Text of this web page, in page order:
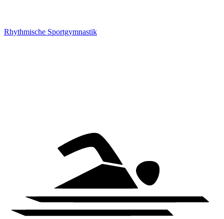
Rhythmische Sportgymnastik